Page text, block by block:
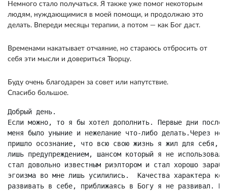
Немного стало получаться. Я также уже помог некоторым
людям, нуждающимися в моей помощи, и продолжаю это
делать. Впереди месяцы терапии, а потом — как Бог даст.
Временами накатывает отчаяние, но стараюсь отбросить от
себя эти мысли и довериться Творцу.
Буду очень благодарен за совет или напутствие.
Спасибо большое.
Добрый день.
Если можно, то я бы хотел дополнить. Первые дни после
меня было уныние и нежелание что-либо делать.Через
пришло осознание, что всю свою жизнь я жил для себя,
лишь предупреждением, шансом который я не
стал довольно известным риэлтором и стал хорошо
эгоизма во мне лишь усилились.  Качества характера
развивать в себе, приближаясь в Богу я не развивал.